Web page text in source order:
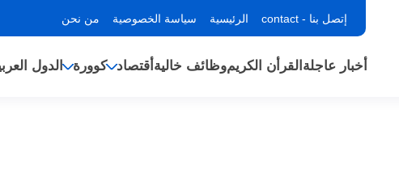
إتصل بنا - contact الرئيسية سياسة الخصوصية من نحن
أخبار عاجلة القرأن الكريموظائف خالية أقتصاد كوورة الدول